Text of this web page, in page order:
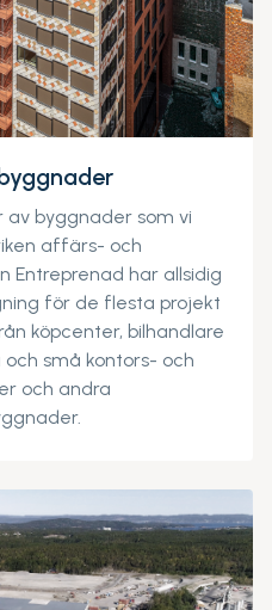
byggnader som vi
affärs- och
Entreprenad har allsidig
för de flesta projekt
köpcenter, bilhandlare
och små kontors- och
och andra